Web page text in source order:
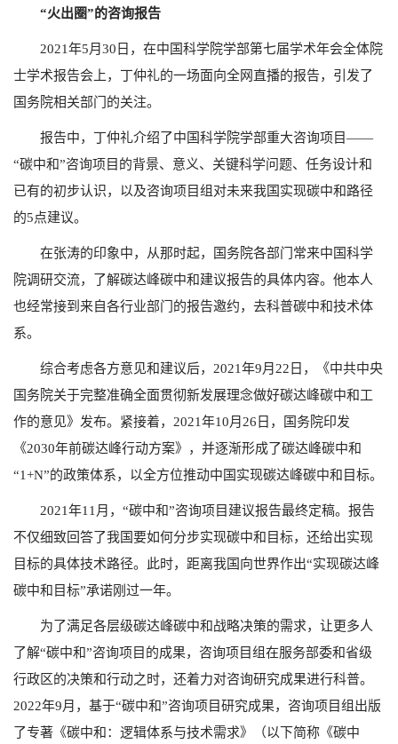
“火出圈”的咨询报告
2021年5月30日，在中国科学院学部第七届学术年会全体院
士学术报告会上，丁仲礼的一场面向全网直播的报告，引发了
国务院相关部门的关注。
报告中，丁仲礼介绍了中国科学院学部重大咨询项目——
“碳中和”咨询项目的背景、意义、关键科学问题、任务设计和
已有的初步认识，以及咨询项目组对未来我国实现碳中和路径
的5点建议。
在张涛的印象中，从那时起，国务院各部门常来中国科学
院调研交流，了解碳达峰碳中和建议报告的具体内容。他本人
也经常接到来自各行业部门的报告邀约，去科普碳中和技术体
系。
综合考虑各方意见和建议后，2021年9月22日，《中共中央
国务院关于完整准确全面贯彻新发展理念做好碳达峰碳中和工
作的意见》发布。紧接着，2021年10月26日，国务院印发
《2030年前碳达峰行动方案》，并逐渐形成了碳达峰碳中和
“1+N”的政策体系，以全方位推动中国实现碳达峰碳中和目标。
2021年11月，“碳中和”咨询项目建议报告最终定稿。报告
不仅细致回答了我国要如何分步实现碳中和目标，还给出实现
目标的具体技术路径。此时，距离我国向世界作出“实现碳达峰
碳中和目标”承诺刚过一年。
为了满足各层级碳达峰碳中和战略决策的需求，让更多人
了解“碳中和”咨询项目的成果，咨询项目组在服务部委和省级
行政区的决策和行动之时，还着力对咨询研究成果进行科普。
2022年9月，基于“碳中和”咨询项目研究成果，咨询项目组出版
了专著《碳中和：逻辑体系与技术需求》（以下简称《碳中